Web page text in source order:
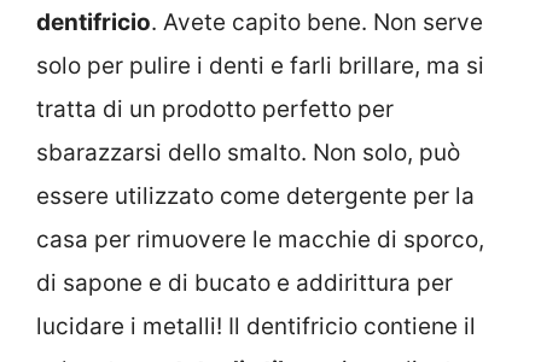
dentifricio. Avete capito bene. Non serve
solo per pulire i denti e farli brillare, ma si
tratta di un prodotto perfetto per
sbarazzarsi dello smalto. Non solo, può
essere utilizzato come detergente per la
casa per rimuovere le macchie di sporco,
di sapone e di bucato e addirittura per
lucidare i metalli! Il dentifricio contiene il